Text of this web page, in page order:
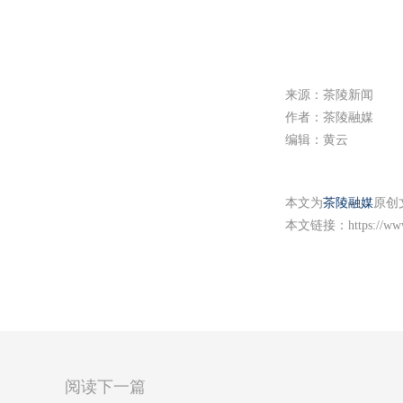
来源：茶陵新闻
作者：茶陵融媒
编辑：黄云
本文为茶陵融媒原创
本文链接： https://
阅读下一篇